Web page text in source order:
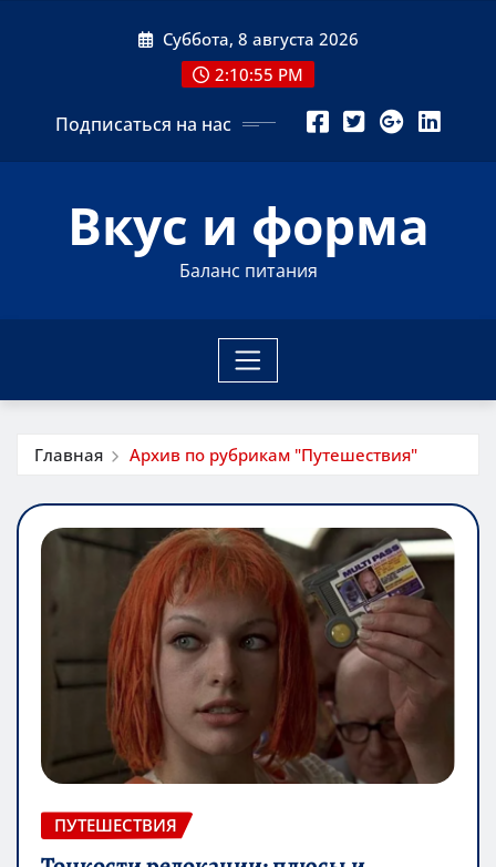
Суббота, 8 августа 2026
2:10:57 PM
Подписаться на нас
Вкус и форма
Баланс питания
Главная Архив по рубрикам "Путешествия"
ПУТЕШЕСТВИЯ